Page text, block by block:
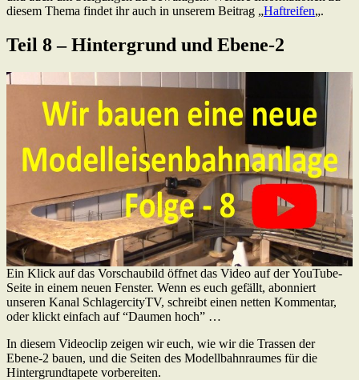
diesem Thema findet ihr auch in unserem Beitrag „Haftreifen„.
Teil 8 – Hintergrund und Ebene-2
Ein Klick auf das Vorschaubild öffnet das Video auf der YouTube-
Seite in einem neuen Fenster. Wenn es euch gefällt, abonniert
unseren Kanal SchlagercityTV, schreibt einen netten Kommentar,
oder klickt einfach auf “Daumen hoch” …
In diesem Videoclip zeigen wir euch, wie wir die Trassen der
Ebene-2 bauen, und die Seiten des Modellbahnraumes für die
Hintergrundtapete vorbereiten.